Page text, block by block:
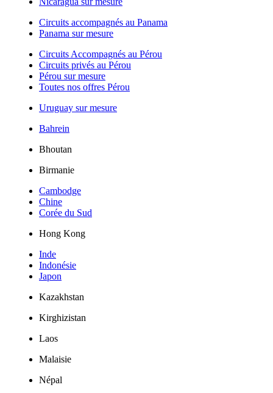
Circuits accompagnés au Panama
Panama sur mesure
Circuits Accompagnés au Pérou
Circuits privés au Pérou
Pérou sur mesure
Toutes nos offres Pérou
Uruguay sur mesure
Bahrein
Bhoutan
Birmanie
Cambodge
Chine
Corée du Sud
Hong Kong
Inde
Indonésie
Japon
Kazakhstan
Kirghizistan
Laos
Malaisie
Népal